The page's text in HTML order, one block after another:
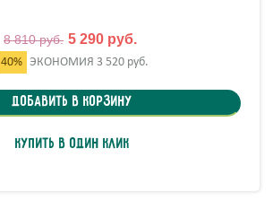
8 810 руб. 5 290 руб.
40% ЭКОНОМИЯ 3 520 руб.
Добавить в корзину
Купить в один клик